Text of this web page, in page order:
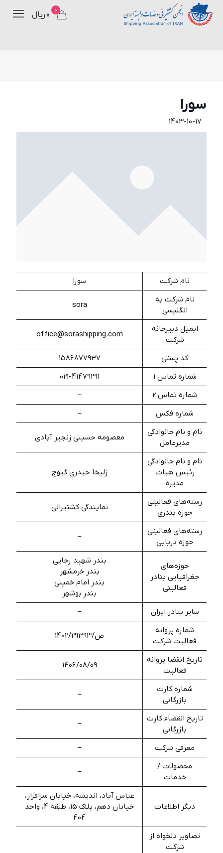
0 ۰ ریال
سورا
1403-10-17
نام شرکت
سورا
نام شرکت به
انگلیسی
sora
ایمیل دبیرخانه
شرکت
office@sorashipping.com
کد پستی
1586877937
شماره تماس 1
021-41479311
شماره تماس 2
–
شماره فکس
–
نام و نام خانوادگی
مدیرعامل
معصومه حسینی زنجیر آبادی
نام و نام خانوادگی
رئیس هیات
مدیره
زلیخا حیدری گیوج
رسته‌های فعالیتی
حوزه بندری
نمایندگی کشتیرانی
رسته‌های فعالیتی
حوزه دریایی
–
حوزه‌های
جغرافیایی بنادر
فعالیتی
بندر شهید رجایی
بندر خرمشهر
بندر امام خمینی
بندر بوشهر
سایر بنادر ایران
–
شماره پروانه
فعالیت شرکت
ص/1402/29393
تاریخ انقضا پروانه
فعالیت
1406/08/09
شماره کارت
بازرگانی
–
تاریخ انقضاء کارت
بازرگانی
–
معرفی شرکت
–
محصولات /
خدمات
–
دیگر اطلاعات
عباس آباد، اندیشه، خیابان سرافراز،
خیابان دهم، پلاک 15، طبقه 4، واحد
404
تصاویر دلخواه از
شرکت